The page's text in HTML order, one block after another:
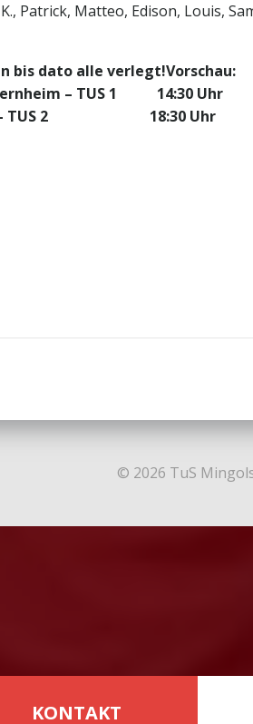
Patrick, Matteo, Edison, Louis,
bis dato alle verlegt!Vorschau:
– TUS 1 14:30 Uhr
– TUS 2 18:30 Uhr
© 2026 TuS
KONTAKT